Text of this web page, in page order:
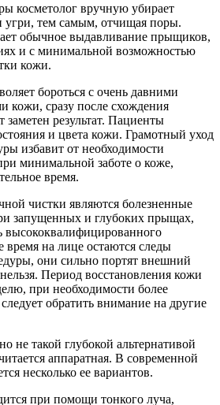
косметолог вручную убирает
тем самым, отчищая поры.
обычное выдавливание прыщиков,
и с минимальной возможностью
кожи.
бороться с очень давними
кожи, сразу после схождения
заметен результат. Пациенты
и цвета кожи. Грамотный уход
избавит от необходимости
минимальной заботе о коже,
время.
чистки являются болезненные
запущенных и глубоких прыщах,
высококвалифицированного
время на лице остаются следы
они сильно портят внешний
Период восстановления кожи
при необходимости более
обратить внимание на другие
не такой глубокой альтернативой
аппаратная. В современной
несколько ее вариантов.
при помощи тонкого луча,